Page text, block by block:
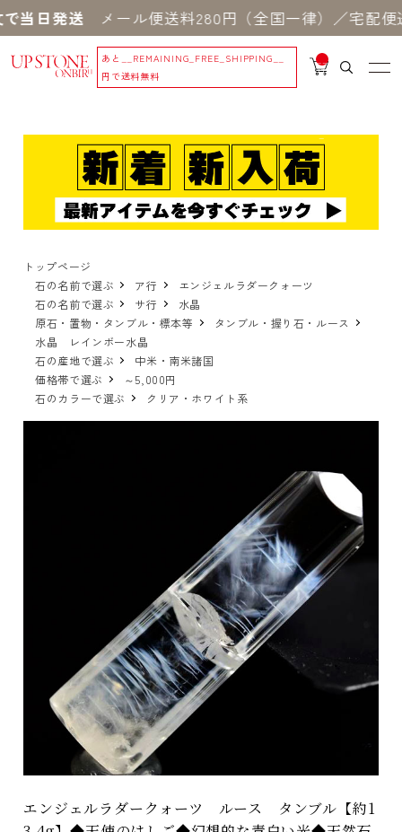
当日発送メール便送料280円（全国一律）／宅配便
あと
__REMAINING_FREE_SHIPPING__
円で送料無料
__
IT
_
トップページ
石の名前で選ぶ
ア行
エンジェルラダークォーツ
石の名前で選ぶ
サ行
水晶
原石・置物・タンブル・標本等
タンブル・握り石・ルース
水晶 レインボー水晶
石の産地で選ぶ
中米・南米諸国
価格帯で選ぶ
～5,000円
石のカラーで選ぶ
クリア・ホワイト系
エンジェルラダークォーツ ルース タンブル【約1